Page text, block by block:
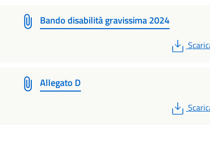
Bando disabilità gravissima 2024
PDF
Allegato D
PDF